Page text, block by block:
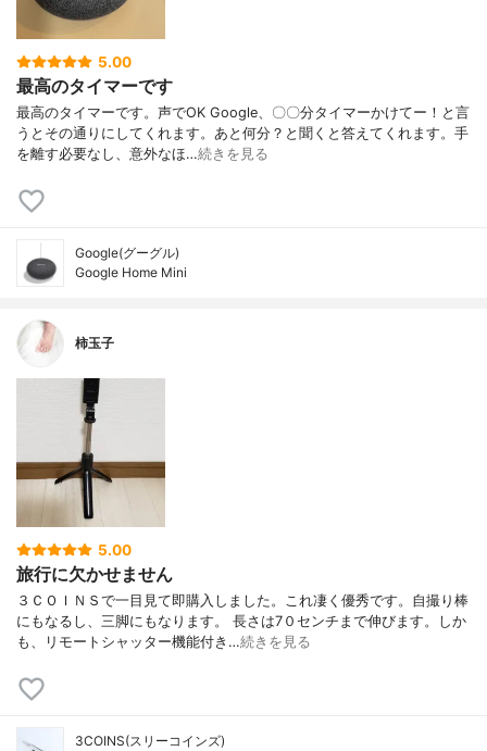
5.00
最高のタイマーです
最高のタイマーです。声でOK Google、〇〇分タイマーかけてー！と言
うとその通りにしてくれます。あと何分？と聞くと答えてくれます。手
を離す必要なし、意外なほ…続きを見る
Google(グーグル)
Google Home Mini
柿玉子
5.00
旅行に欠かせません
３ＣＯＩＮＳで一目見て即購入しました。これ凄く優秀です。自撮り棒
にもなるし、三脚にもなります。 長さは7０センチまで伸びます。しか
も、リモートシャッター機能付き…続きを見る
3COINS(スリーコインズ)